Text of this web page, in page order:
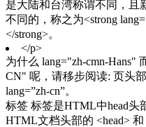
是大陆和台湾称谓不同，且
不同的，称之为<strong
</strong>。
</p>
为什么 lang="zh-cmn-Hans"
CN" 呢，请移步阅读: 页头
lang=”zh-cn”。
标签 标签是HTML中head
HTML文档头部的 <head>